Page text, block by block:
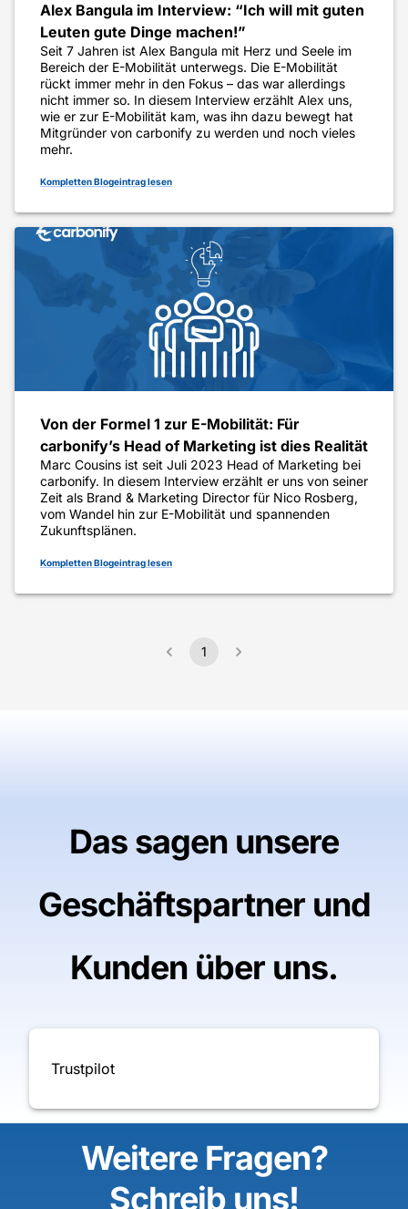
Alex Bangula im Interview: “Ich will mit guten
Leuten gute Dinge machen!”
Seit 7 Jahren ist Alex Bangula mit Herz und Seele im
Bereich der E-Mobilität unterwegs. Die E-Mobilität
rückt immer mehr in den Fokus – das war allerdings
nicht immer so. In diesem Interview erzählt Alex uns,
wie er zur E-Mobilität kam, was ihn dazu bewegt hat
Mitgründer von carbonify zu werden und noch vieles
mehr.
Kompletten Blogeintrag lesen
Von der Formel 1 zur E-Mobilität: Für
carbonify’s Head of Marketing ist dies Realität
Marc Cousins ist seit Juli 2023 Head of Marketing bei
carbonify. In diesem Interview erzählt er uns von seiner
Zeit als Brand & Marketing Director für Nico Rosberg,
vom Wandel hin zur E-Mobilität und spannenden
Zukunftsplänen.
Kompletten Blogeintrag lesen
1
Das sagen unsere
Geschäftspartner und
Kunden über uns.
Trustpilot
Weitere Fragen?
Schreib uns!